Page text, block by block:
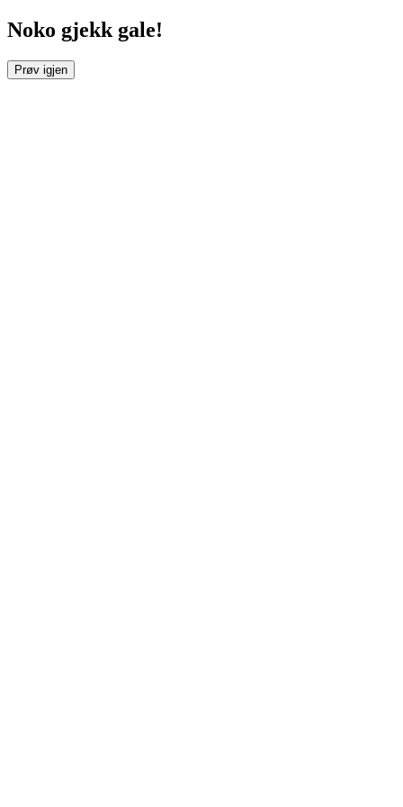
Noko gjekk gale!
Prøv igjen